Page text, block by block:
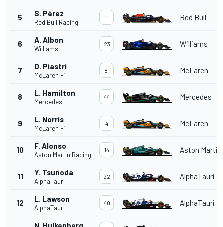
5 S. Pérez
Red Bull Racing
11 Red Bull
6 A. Albon
Williams
23 Williams
7 O. Piastri
McLaren F1
81 McLaren
8 L. Hamilton
Mercedes
44 Mercedes
9 L. Norris
McLaren F1
4 McLaren
10 F. Alonso
Aston Martin Racing
14 Aston Martin
11 Y. Tsunoda
AlphaTauri
22 AlphaTauri
12 L. Lawson
AlphaTauri
40 AlphaTauri
N. Hulkenberg